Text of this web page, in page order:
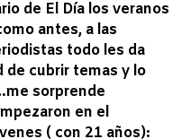
de El Día los veranos
antes, a las
todo les da
de cubrir temas y lo
sorprende
en el
( con 21 años):